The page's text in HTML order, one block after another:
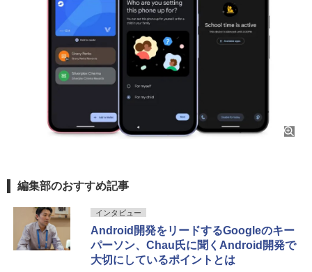
編集部のおすすめ記事
インタビュー
Android開発をリードするGoogleのキー
パーソン、Chau氏に聞くAndroid開発で
大切にしているポイントとは